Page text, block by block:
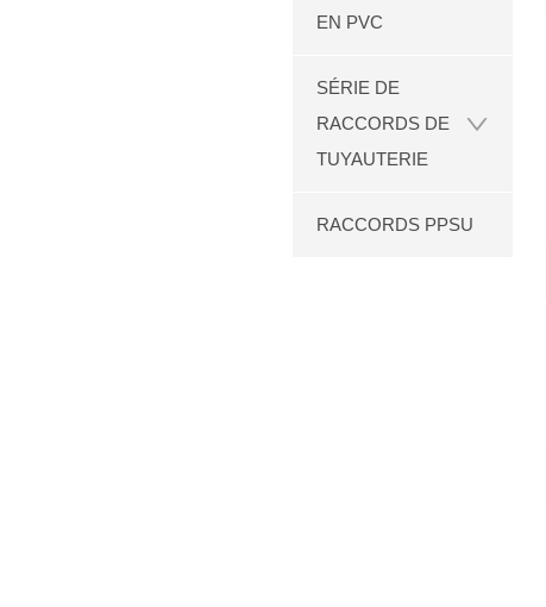
EN PVC
SÉRIE DE
RACCORDS DE
TUYAUTERIE
RACCORDS PPSU